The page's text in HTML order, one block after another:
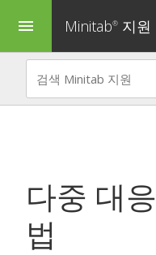
menu Minitab® 지원
다중 대
법